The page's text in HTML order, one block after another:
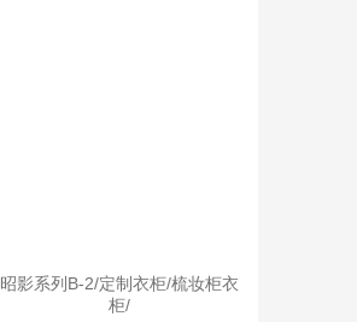
昭影系列B-2/定制衣柜/梳妆柜衣
柜/